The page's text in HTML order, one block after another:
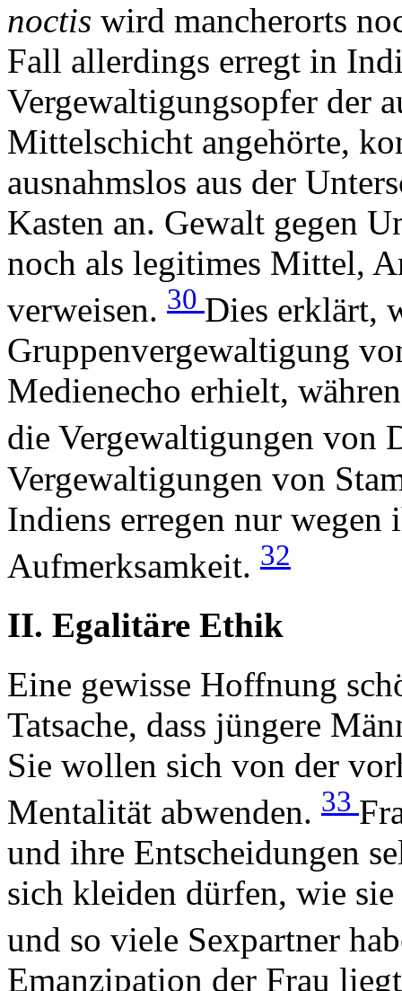
noctis wird mancherorts
Fall allerdings erregt in
Vergewaltigungsopfer der
Mittelschicht angehörte,
ausnahmslos aus der
Kasten an. Gewalt gegen
noch als legitimes Mittel,
verweisen. 30 Dies erklärt,
Gruppenvergewaltigung
Medienecho erhielt,
die Vergewaltigungen von
Vergewaltigungen von
Indiens erregen nur wegen
Aufmerksamkeit. 32
II. Egalitäre Ethik
Eine gewisse Hoffnung
Tatsache, dass jüngere
Sie wollen sich von der
Mentalität abwenden. 33
und ihre Entscheidungen
sich kleiden dürfen, wie
und so viele Sexpartner
Emanzipation der Frau